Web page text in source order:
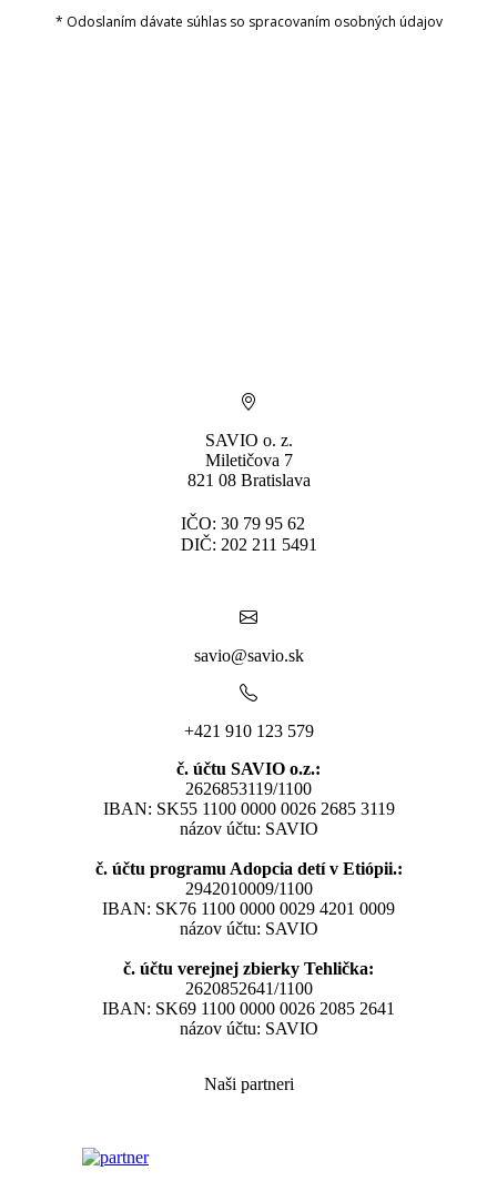
* Odoslaním dávate súhlas so spracovaním osobných údajov
SAVIO o. z.
Miletičova 7
821 08 Bratislava
IČO: 30 79 95 62
DIČ: 202 211 5491
savio@savio.sk
+421 910 123 579
č. účtu SAVIO o.z.:
2626853119/1100
IBAN: SK55 1100 0000 0026 2685 3119
názov účtu: SAVIO
č. účtu programu Adopcia detí v Etiópii.:
2942010009/1100
IBAN: SK76 1100 0000 0029 4201 0009
názov účtu: SAVIO
č. účtu verejnej zbierky Tehlička:
2620852641/1100
IBAN: SK69 1100 0000 0026 2085 2641
názov účtu: SAVIO
Naši partneri